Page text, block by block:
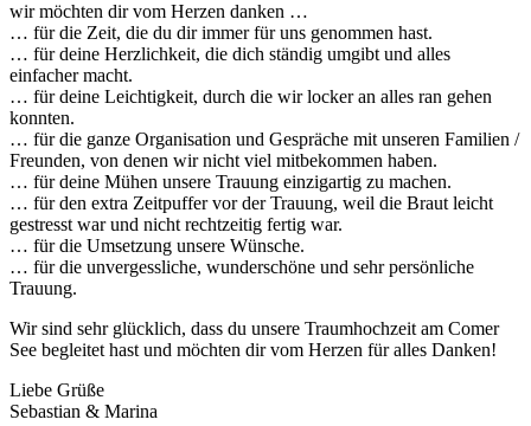
wir möchten dir vom Herzen danken …
… für die Zeit, die du dir immer für uns genommen hast.
… für deine Herzlichkeit, die dich ständig umgibt und alles
einfacher macht.
… für deine Leichtigkeit, durch die wir locker an alles ran gehen
konnten.
… für die ganze Organisation und Gespräche mit unseren Familien /
Freunden, von denen wir nicht viel mitbekommen haben.
… für deine Mühen unsere Trauung einzigartig zu machen.
… für den extra Zeitpuffer vor der Trauung, weil die Braut leicht
gestresst war und nicht rechtzeitig fertig war.
… für die Umsetzung unsere Wünsche.
… für die unvergessliche, wunderschöne und sehr persönliche
Trauung.
Wir sind sehr glücklich, dass du unsere Traumhochzeit am Comer
See begleitet hast und möchten dir vom Herzen für alles Danken!
Liebe Grüße
Sebastian & Marina